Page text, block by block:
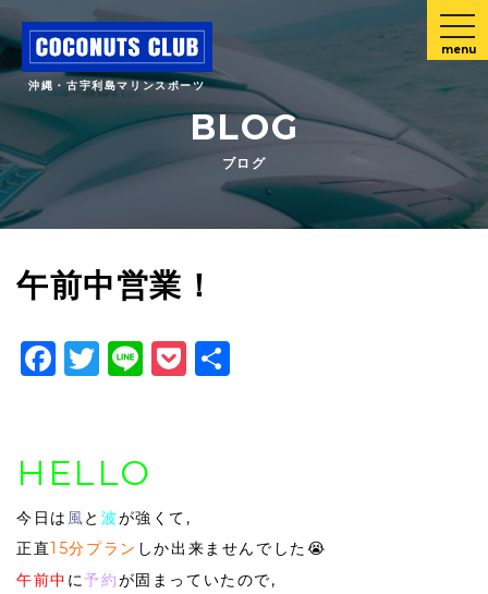
沖縄・古宇利島マリンスポーツ
menu
BLOG
ブログ
午前中営業！
Facebook
Twitter
LinePocket
HELLO
今日は 風と波が強くて,
正直15分プラン しか出来ませんでした😭
午前中 に予約が固まっていたので,